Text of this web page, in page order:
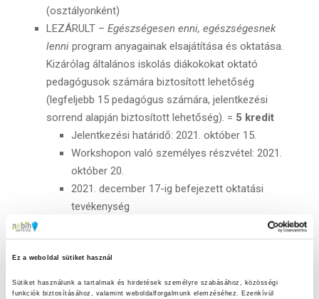
Ez a weboldal sütiket használ
Sütiket használunk a tartalmak és hirdetések személyre szabásához, közösségi
funkciók biztosításához, valamint weboldalforgalmunk elemzéséhez. Ezenkívül
(osztályonként)
LEZÁRULT – Egészségesen enni, egészségesnek
lenni program anyagainak elsajátítása és oktatása.
Kizárólag általános iskolás diákokokat oktató
pedagógusok számára biztosított lehetőség
(legfeljebb 15 pedagógus számára, jelentkezési
sorrend alapján biztosított lehetőség). = 5 kredit
Jelentkezési határidő: 2021. október 15.
Workshopon való személyes részvétel: 2021.
október 20.
2021. december 17-ig befejezett oktatási
tevékenység
2021. december 19-ig leadott dokumentáció,
kredit elfogadtatási adatlap kitöltése
sorolható, több kategória kreditpontjai nem vonhatók